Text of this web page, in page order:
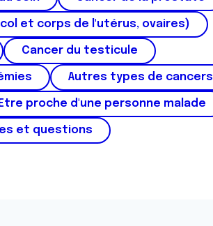
et corps de l'utérus, ovaires)
Cancer du testicule
Autres types de cancers
Etre proche d'une personne malade
et questions